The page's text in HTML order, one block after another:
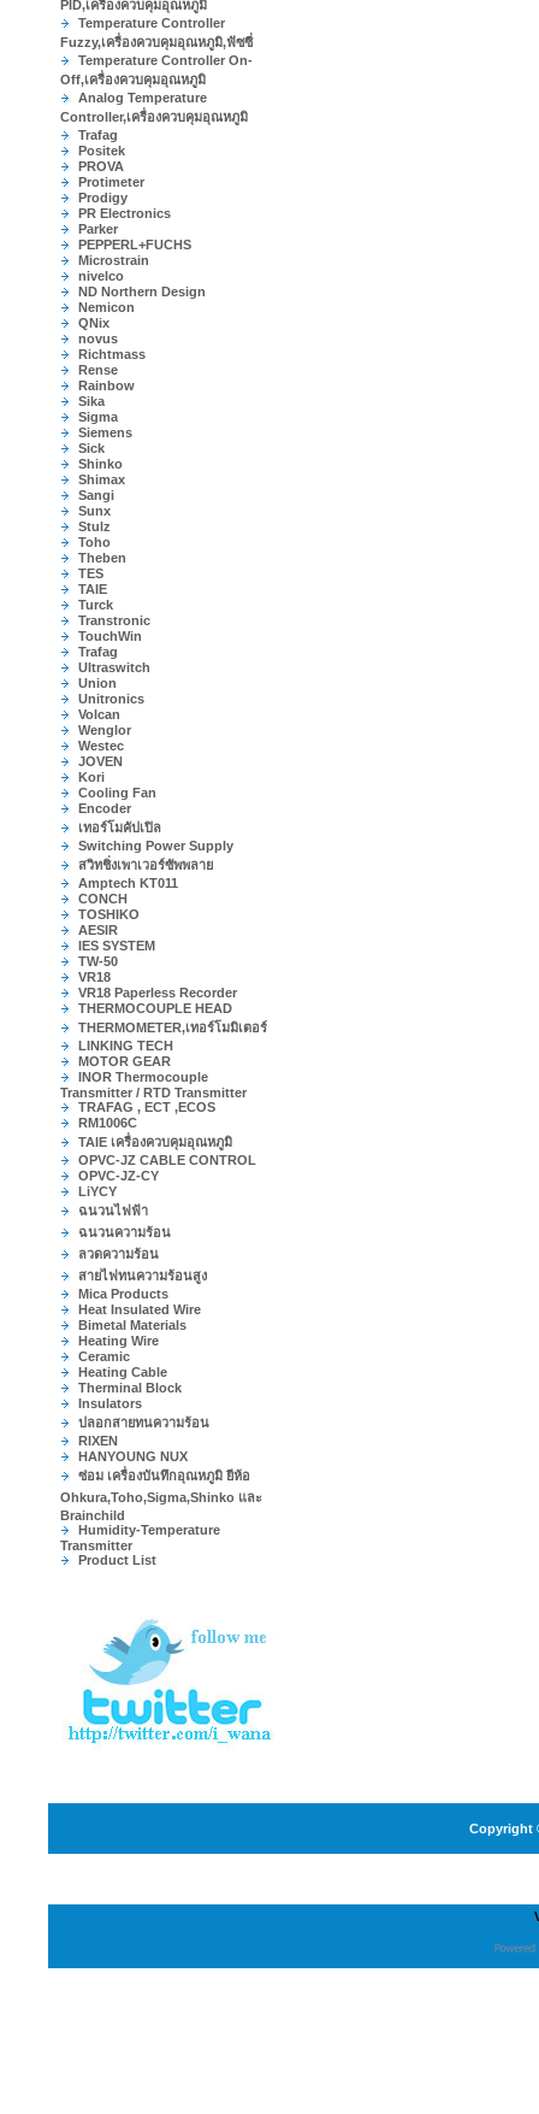
PID,เครื่องควบคุมอุณหภูมิ
Temperature Controller
Fuzzy,เครื่องควบคุมอุณหภูมิ,ฟัซซี่
Temperature Controller On-
Off,เครื่องควบคุมอุณหภูมิ
Analog Temperature
Controller,เครื่องควบคุมอุณหภูมิ
Trafag
Positek
PROVA
Protimeter
Prodigy
PR Electronics
Parker
PEPPERL+FUCHS
Microstrain
nivelco
ND Northern Design
Nemicon
QNix
novus
Richtmass
Rense
Rainbow
Sika
Sigma
Siemens
Sick
Shinko
Shimax
Sangi
Sunx
Stulz
Toho
Theben
TES
TAIE
Turck
Transtronic
TouchWin
Trafag
Ultraswitch
Union
Unitronics
Volcan
Wenglor
Westec
JOVEN
Kori
Cooling Fan
Encoder
เทอร์โมคัปเปิล
Switching Power Supply
สวิทชิ่งเพาเวอร์ซัพพลาย
Amptech KT011
CONCH
TOSHIKO
AESIR
IES SYSTEM
TW-50
VR18
VR18 Paperless Recorder
THERMOCOUPLE HEAD
THERMOMETER,เทอร์โมมิเตอร์
LINKING TECH
MOTOR GEAR
INOR Thermocouple
Transmitter / RTD Transmitter
TRAFAG , ECT ,ECOS
RM1006C
TAIE เครื่องควบคุมอุณหภูมิ
OPVC-JZ CABLE CONTROL
OPVC-JZ-CY
LiYCY
ฉนวนไฟฟ้า
ฉนวนความร้อน
ลวดความร้อน
สายไฟทนความร้อนสูง
Mica Products
Heat Insulated Wire
Bimetal Materials
Heating Wire
Ceramic
Heating Cable
Therminal Block
Insulators
ปลอกสายทนความร้อน
RIXEN
HANYOUNG NUX
ซ่อม เครื่องบันทึกอุณหภูมิ ยีห้อ
Ohkura,Toho,Sigma,Shinko และ
Brainchild
Humidity-Temperature
Transmitter
Product List
Copyright